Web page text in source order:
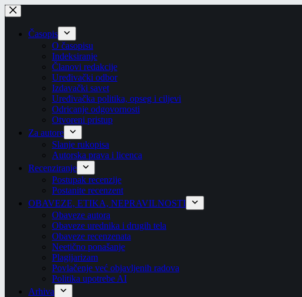
Skip
to
contentČasopis
O časopisu
Indeksiranje
Članovi redakcije
Uređivački odbor
Izdavački savet
Uređivačka politika, opseg i ciljevi
Odricanje odgovornosti
Otvoreni pristup
Za autore
Slanje rukopisa
Autorska prava i licenca
Recenziranje
Postupak recenzije
Postanite recenzent
OBAVEZE, ETIKA, NEPRAVILNOSTI
Obaveze autora
Obaveze urednika i drugih tela
Obaveze recenzenata
Neetično ponašanje
Plagijarizam
Povlačenje već objavljenih radova
Politika upotrebe AI
Arhiva